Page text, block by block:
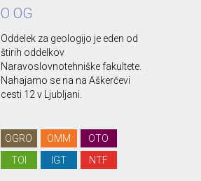
O OG
Oddelek za geologijo je eden od
štirih oddelkov
Naravoslovnotehniške fakultete.
Nahajamo se na na Aškerčevi
cesti 12 v Ljubljani.
OGRO OMM
OTO
TOI
IGT NTF